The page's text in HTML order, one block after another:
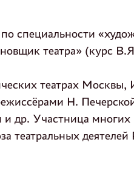
специальности
театра» (курс
театрах Москвы,
Н.
Участница многих
театральных